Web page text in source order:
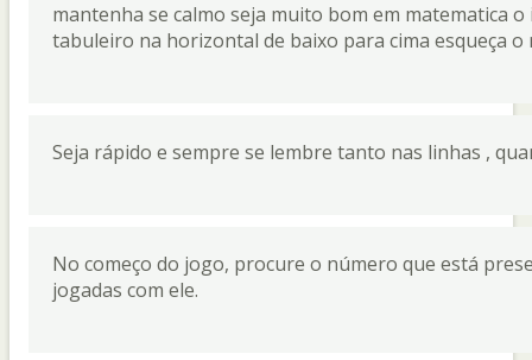
mantenha se calmo seja muito bom em matematica
tabuleiro na horizontal de baixo para cima esqueça
Seja rápido e sempre se lembre tanto nas linhas ,
No começo do jogo, procure o número que está
jogadas com ele.